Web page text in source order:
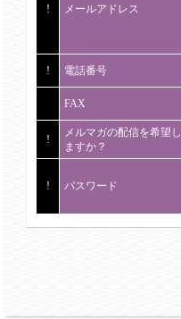
! メールアドレス
! 電話番号
FAX
!
メルマガの配信を希望し
ますか？
! パスワード